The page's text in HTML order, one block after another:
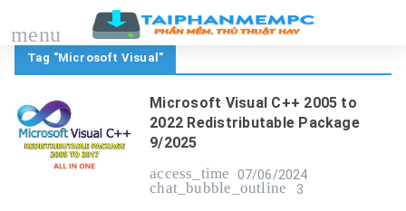
Tag "Microsoft Visual"
Microsoft Visual C++ 2005 to
2022 Redistributable Package
9/2025
access_time
07/06/2024
chat_bubble_outline 3
menu